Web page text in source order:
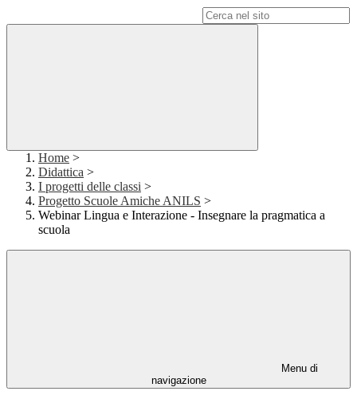
Home >
Didattica >
I progetti delle classi >
Progetto Scuole Amiche ANILS >
Webinar Lingua e Interazione - Insegnare la pragmatica a
scuola
Menu di
navigazione